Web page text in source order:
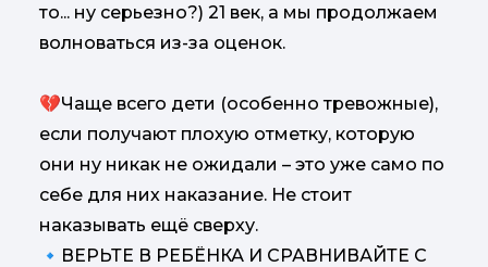
то... ну серьезно?) 21 век, а мы продолжаем
волноваться из-за оценок.
💔Чаще всего дети (особенно тревожные),
если получают плохую отметку, которую
они ну никак не ожидали – это уже само по
себе для них наказание. Не стоит
наказывать ещё сверху.
🔹ВЕРЬТЕ В РЕБЁНКА И СРАВНИВАЙТЕ С